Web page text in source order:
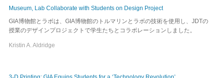
Museum, Lab Collaborate with Students on Design Project
GIA博物館とラボは、GIA博物館のトルマリンとラボの技術を使用し、JDTの
授業のデザインプロジェクトで学生たちとコラボレーションしました。
Kristin A. Aldridge